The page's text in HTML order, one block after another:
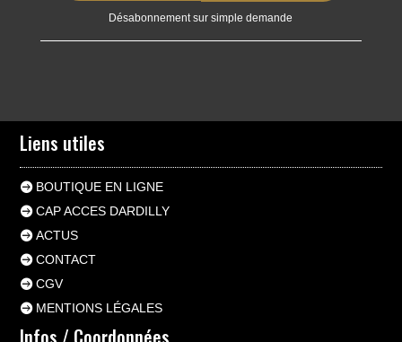
Désabonnement sur simple demande
Liens utiles
BOUTIQUE EN LIGNE
CAP ACCES DARDILLY
ACTUS
CONTACT
CGV
MENTIONS LÉGALES
Infos / Coordonnées